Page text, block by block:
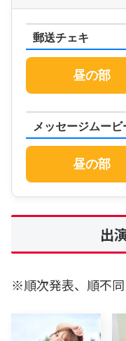
郵送チェキ
昼の部
メッセージムービ
昼の部
出
※順次発表、順不同